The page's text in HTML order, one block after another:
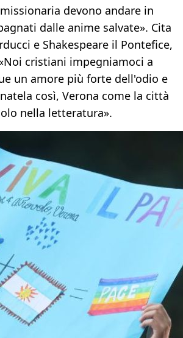
devono andare in
dalle anime salvate». Cita
e Shakespeare il Pontefice,
cristiani impegniamoci a
un amore più forte dell'odio e
così, Verona come la città
nella letteratura».